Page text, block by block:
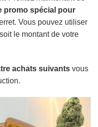
promo spécial pour
Vous pouvez utiliser
le montant de votre
achats suivants vous